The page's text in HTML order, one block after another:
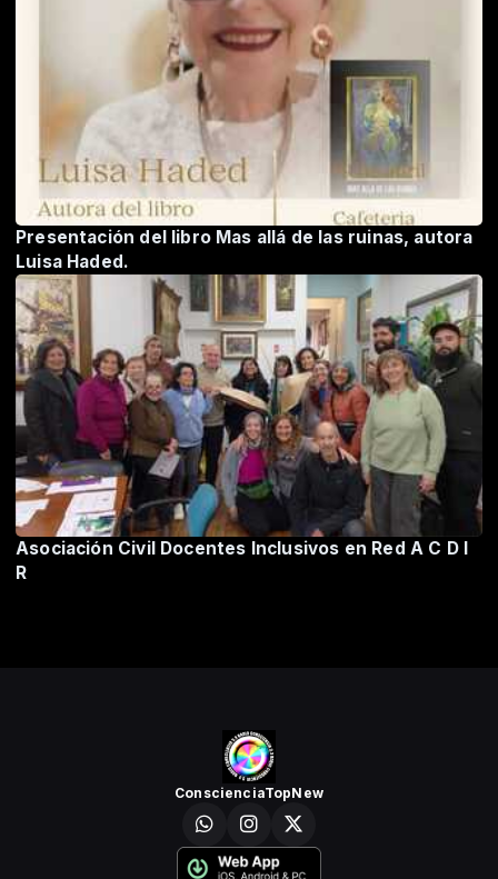
Presentación del libro Mas allá de las ruinas, autora
Luisa Haded.
Asociación Civil Docentes Inclusivos en Red A C D I
R
ConscienciaTopNew